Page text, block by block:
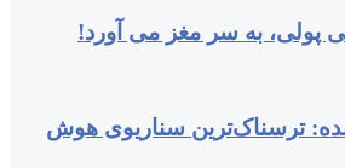
پولی، به سر مغز می‌ آورد!
ترسناک‌ترین سناریوی هوش